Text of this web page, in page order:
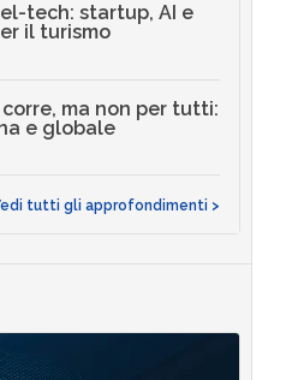
tech: startup, AI e
il turismo
corre, ma non per tutti:
e globale
tutti gli approfondimenti >